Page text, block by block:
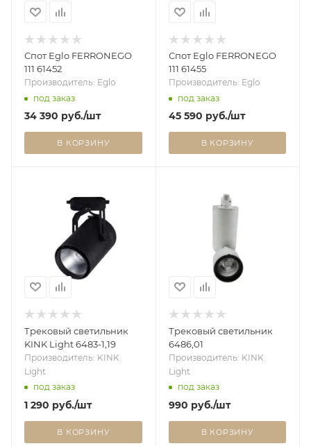
Спот Eglo FERRONEGO
111 61452
Производитель: Eglo
под заказ
34 390 руб./шт
В КОРЗИНУ
Спот Eglo FERRONEGO
111 61455
Производитель: Eglo
под заказ
45 590 руб./шт
В КОРЗИНУ
Трековый светильник
KINK Light 6483-1,19
Производитель: KINK
Light
под заказ
1 290 руб./шт
В КОРЗИНУ
Трековый светильник
6486,01
Производитель: KINK
Light
под заказ
990 руб./шт
В КОРЗИНУ